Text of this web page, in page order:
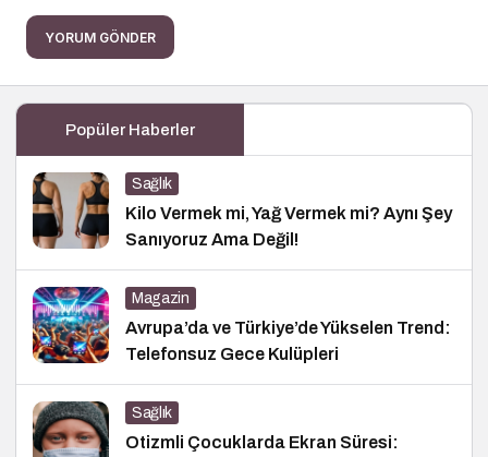
YORUM GÖNDER
Popüler Haberler
Sağlık
Kilo Vermek mi, Yağ Vermek mi? Aynı Şey
Sanıyoruz Ama Değil!
Magazin
Avrupa’da ve Türkiye’de Yükselen Trend:
Telefonsuz Gece Kulüpleri
Sağlık
Otizmli Çocuklarda Ekran Süresi: